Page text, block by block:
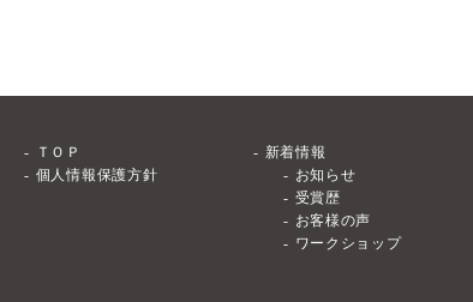
ＴＯＰ
個人情報保護方針
新着情報
お知らせ
受賞歴
お客様の声
ワークショップ